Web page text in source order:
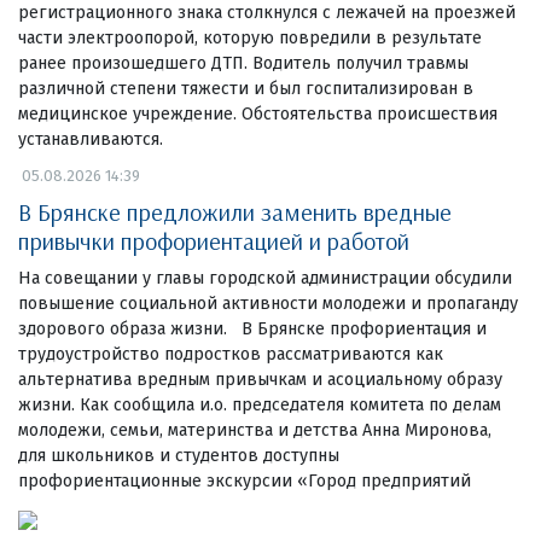
регистрационного знака столкнулся с лежачей на проезжей
части электроопорой, которую повредили в результате
ранее произошедшего ДТП. Водитель получил травмы
различной степени тяжести и был госпитализирован в
медицинское учреждение. Обстоятельства происшествия
устанавливаются.
05.08.2026 14:39
В Брянске предложили заменить вредные
привычки профориентацией и работой
На совещании у главы городской администрации обсудили
повышение социальной активности молодежи и пропаганду
здорового образа жизни. В Брянске профориентация и
трудоустройство подростков рассматриваются как
альтернатива вредным привычкам и асоциальному образу
жизни. Как сообщила и.о. председателя комитета по делам
молодежи, семьи, материнства и детства Анна Миронова,
для школьников и студентов доступны
профориентационные экскурсии «Город предприятий